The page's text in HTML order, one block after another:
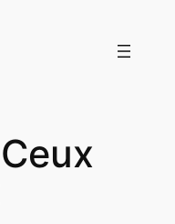
Ceux